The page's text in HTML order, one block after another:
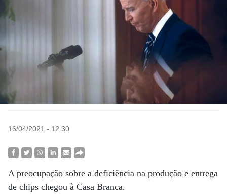
16/04/2021 - 12:30
A preocupação sobre a deficiência na produção e entrega
de chips chegou à Casa Branca.